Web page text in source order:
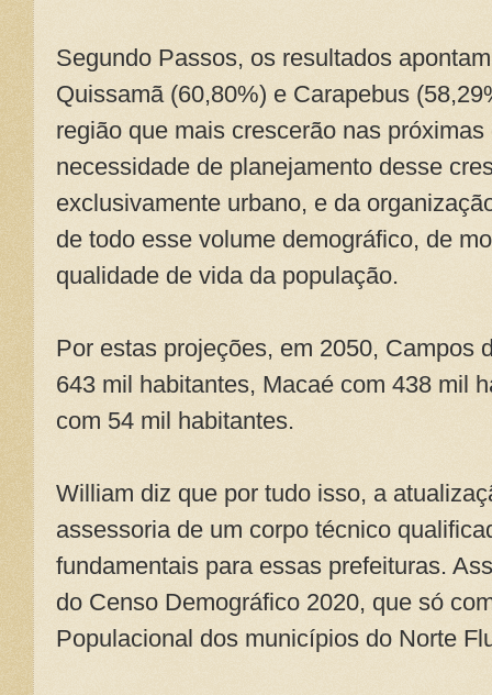
Segundo Passos, os resultados
Quissamã (60,80%) e Carapebus
região que mais crescerão nas
necessidade de planejamento desse
exclusivamente urbano, e da
de todo esse volume demográfico, de
qualidade de vida da população.
Por estas projeções, em 2050, Campos
643 mil habitantes, Macaé com 438 mil
com 54 mil habitantes.
William diz que por tudo isso, a
assessoria de um corpo técnico
fundamentais para essas prefeituras.
do Censo Demográfico 2020, que só
Populacional dos municípios do Norte